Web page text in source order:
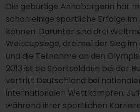
Die gebürtige Annabergerin hat
schon einige sportliche Erfolge
können. Darunter sind drei
Weltcupsiege, dreimal der Sieg
und die Teilnahme an den
2013 ist sie Sportsoldatin bei der
vertritt Deutschland bei
internationalen Wettkämpfen.
während ihrer sportlichen